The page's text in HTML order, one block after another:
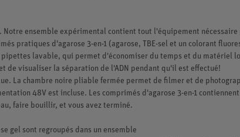
Notre ensemble expérimental contient tout l'équipement
pratiques d'agarose 3-en-1 (agarose, TBE-sel et un colorant
lavable, qui permet d'économiser du temps et du matériel
de visualiser la séparation de l'ADN pendant qu'il est effectué!
La chambre noire pliable fermée permet de filmer et de
48V est incluse. Les comprimés d'agarose 3-en-1
faire bouillir, et vous avez terminé.
gel sont regroupés dans un ensemble